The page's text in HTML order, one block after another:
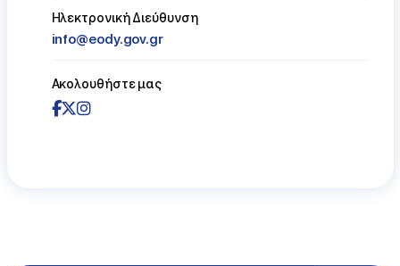
Ηλεκτρονική Διεύθυνση
info@eody.gov.gr
Ακολουθήστε μας